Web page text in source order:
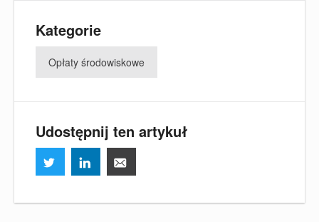
Kategorie
Opłaty środowiskowe
Udostępnij ten artykuł